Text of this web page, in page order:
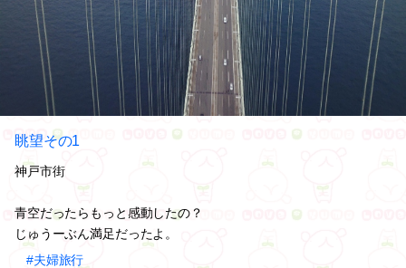
眺望その1
神戸市街
青空だったらもっと感動したの？
じゅうーぶん満足だったよ。
#夫婦旅行